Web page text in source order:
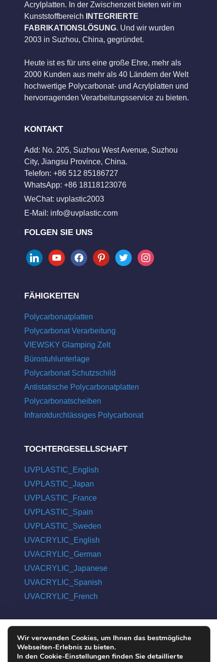
Acrylplatten. In der Zwischenzeit bieten wir im
Kunststoffbereich
INTEGRIERTE
FABRIKATIONSLÖSUNG. Und wir wurden
2003 in Suzhou, China, gegründet.
Heute ist es für uns eine große Ehre, mehr als
2000 Kunden aus mehr als 40 Ländern der Welt
hochwertige Polycarbonat- und Acrylplatten und
hervorragenden Verarbeitungsservice zu bieten.
KONTAKT
Add: No. 205, Suzhou West Avenue, Suzhou
City, Jiangsu Province, China.
Telefon: +86 512 85186727
WhatsApp: +86 18118123076
WeChat: uvplastic2003
E-Mail: info@uvplastic.com
FOLGEN SIE UNS
linkedinyoutubefacebookpinteresttwitter instagram
FÄHIGKEITEN
Polycarbonatplatten
Polycarbonat Verarbeitung
VIEWSKY Glamping Zelt
Bürostuhlunterlage
Polycarbonat Schutzschild
Antistatische Polycarbonatplatten
Polycarbonatscheiben
Infrarotdurchlässiges Polycarbonat
TOCHTERGESELLSCHAFT
UVPLASTIC_English
UVPLASTIC_Japan
UVPLASTIC_France
UVPLASTIC_Spain
UVPLASTIC_Sweden
UVACRYLIC_English
UVACRYLIC_German
UVACRYLIC_Japanese
UVACRYLIC_Spanish
UVACRYLIC_French
COPYRIGHT © 2004 - 2026 UVPLASTIC MATERIAL TECHNOLOGY
CO., LTD. ALL RIGHTS RESERVED
Wir verwenden Cookies, um Ihnen das bestmögliche
Webseiten-Erlebnis zu bieten.
In den Cookie-Einstellungen finden Sie detaillierte